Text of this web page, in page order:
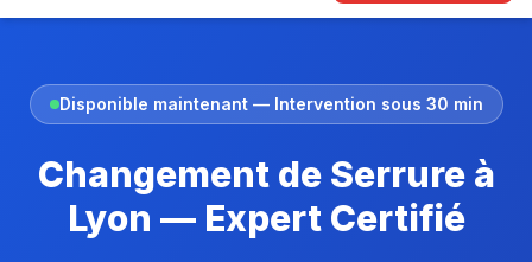
Disponible maintenant — Intervention sous 30 min
Changement de Serrure à
Lyon — Expert Certifié